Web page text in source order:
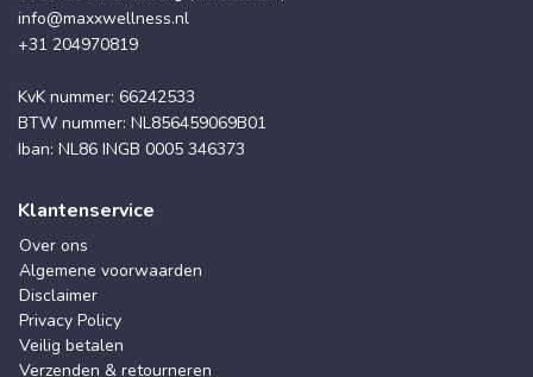
info@maxxwellness.nl
+31 204970819
KvK nummer: 66242533
BTW nummer: NL856459069B01
Iban: NL86 INGB 0005 346373
Klantenservice
Over ons
Algemene voorwaarden
Disclaimer
Privacy Policy
Veilig betalen
Verzenden & retourneren